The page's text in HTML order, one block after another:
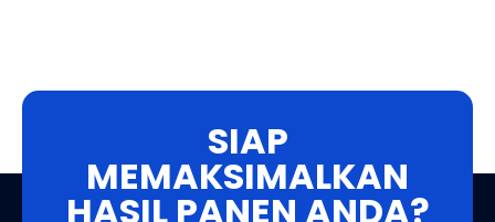
SIAP
MEMAKSIMALKAN
HASIL PANEN ANDA?